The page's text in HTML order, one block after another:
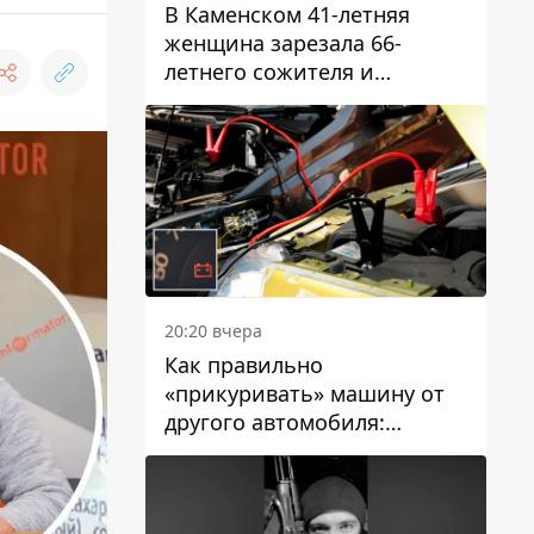
В Каменском 41-летняя
женщина зарезала 66-
летнего сожителя и
пыталась обмануть
полицейских
20:20 вчера
Как правильно
«прикуривать» машину от
другого автомобиля:
инструкция для водителей